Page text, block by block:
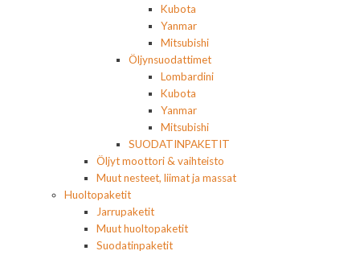
Kubota
Yanmar
Mitsubishi
Öljynsuodattimet
Lombardini
Kubota
Yanmar
Mitsubishi
SUODATINPAKETIT
Öljyt moottori & vaihteisto
Muut nesteet, liimat ja massat
Huoltopaketit
Jarrupaketit
Muut huoltopaketit
Suodatinpaketit